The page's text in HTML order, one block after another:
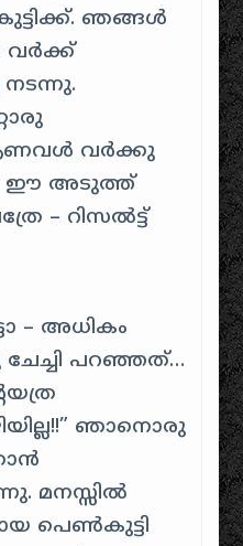
ഞങ്ങള്‍
നടന്നു.
വര്‍ക്കു
ഈ അടുത്ത്
– റിസൽട്ട്
– അധികം
ചേച്ചി പറഞ്ഞത്…
ഞാനൊരു
മനസ്സില്‍
പെണ്‍കുട്ടി